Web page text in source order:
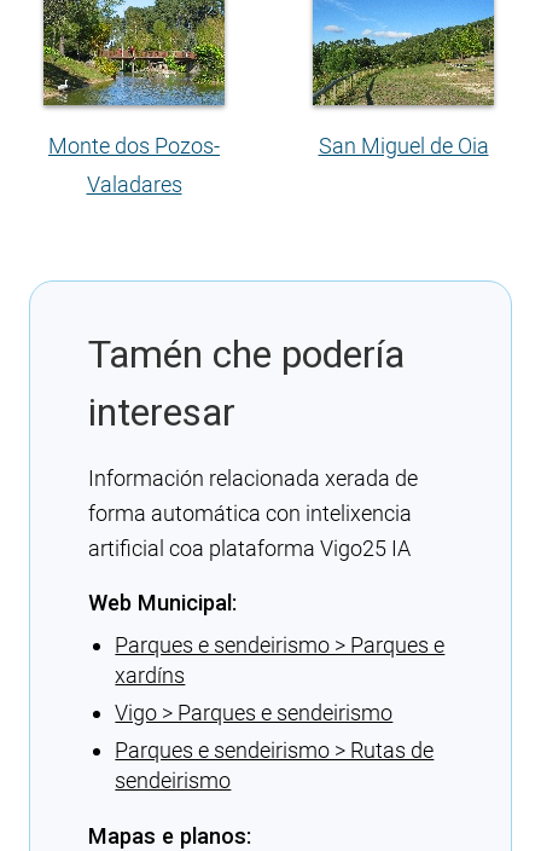
Monte dos Pozos-
Valadares
San Miguel de Oia
Tamén che podería
interesar
Información relacionada xerada de
forma automática con intelixencia
artificial coa plataforma Vigo25 IA
Web Municipal:
Parques e sendeirismo > Parques e
xardíns
Vigo > Parques e sendeirismo
Parques e sendeirismo > Rutas de
sendeirismo
Mapas e planos: